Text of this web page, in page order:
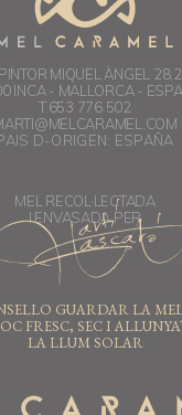
MIQUEL ÀNGEL
INCA - MALLORCA -
T.653 776 502
D-ORIGEN: ESPAÑA
MEL RECOL·LECTADA
I ENVASADA PER
GUARDAR LA
FRESC, SEC I
LA LLUM SOLAR